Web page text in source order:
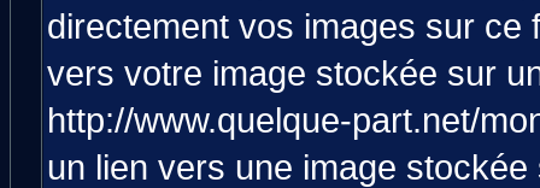
directement vos images sur ce
vers votre image stockée sur
http://www.quelque-part.net/
un lien vers une image